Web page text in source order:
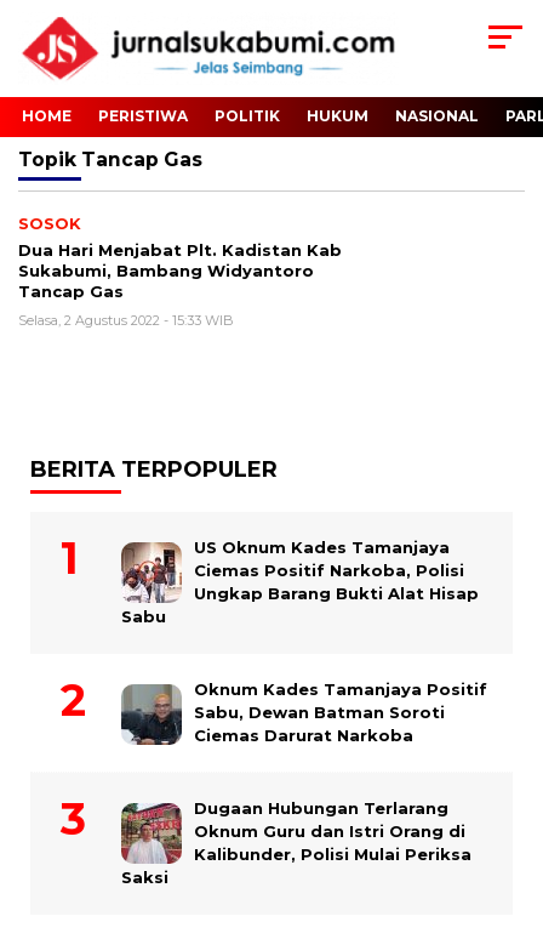
HOME PERISTIWA POLITIK HUKUM NASIONAL
Topik Tancap Gas
SOSOK
Dua Hari Menjabat Plt. Kadistan Kab
Sukabumi, Bambang Widyantoro
Tancap Gas
Selasa, 2 Agustus 2022 - 15:33 WIB
BERITA TERPOPULER
US Oknum Kades Tamanjaya
Ciemas Positif Narkoba, Polisi
Ungkap Barang Bukti Alat Hisap
Sabu
Oknum Kades Tamanjaya Positif
Sabu, Dewan Batman Soroti
Ciemas Darurat Narkoba
Dugaan Hubungan Terlarang
Oknum Guru dan Istri Orang di
Kalibunder, Polisi Mulai Periksa
Saksi